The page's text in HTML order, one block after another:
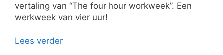
vertaling van “The four hour workweek”. Een
werkweek van vier uur!
Lees verder